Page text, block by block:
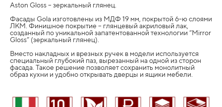
Aston Gloss – зеркальный глянец.
Фасады Gola изготовлены из МДФ 19 мм, покрытой 6-ю слоями
ЛКМ. Финишное покрытие – глянцевый акриловый лак,
созданный по уникальной запатентованной технологии “Mirror
Gloss” (зеркальный глянец).
Вместо накладных и врезных ручек в модели используется
специальный глубокий паз, вырезанный на одной из сторон
фасада. Такое решение позволяет сохранить монолитный
образ кухни и удобно открывать дверцы и ящики мебели.